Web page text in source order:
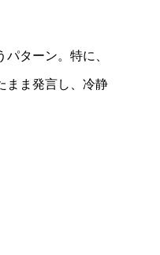
ターン。特に、
まま発言し、冷静